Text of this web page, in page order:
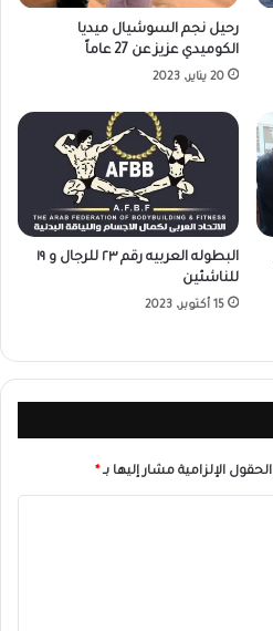
رحيل نجم السوشيال ميديا
الكوميدي عزيز عن 27 عاماً
20 يناير، 2023
البطوله العربيه رقم ٢٣ للرجال و ١٩
للناشئين
15 أكتوبر، 2023
الحقول الإلزامية مشار إليها بـ*